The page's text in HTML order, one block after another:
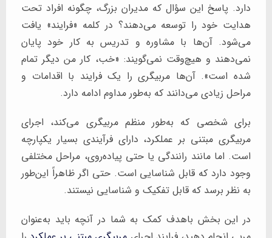
دارد. پاسخ این سؤال که مدیران بزرگ، چگونه افراد تحت
هدایت خود را توسعه می‌دهند؟ در کلمه «فرایند» یافت
می‌شود. آن‌ها با مشاوره و تدریس به کار خود پایان
نمی‌دهند و هیچ‌وقت نمی‌گویند: «خب، کار من دیگر تمام
شده است». آن‌ها مربیگری را یک فرایند با اقدامات و
مراحل زیادی می‌دانند که به‌طور مداوم ادامه دارد.
برای شخصی که به‌طور منظم مربیگری می‌کند، اجرای
مربیگری مبتنی بر عملکرد، دارای فرآیندی بسیار یکپارچه
است. اما مانند رانندگی یا حتی پیاده‌روی، مراحل مختلفی
وجود دارد که قابل شناسایی است. حتی اگر ظاهراً این‌طور
به نظر برسد که قابل تفکیک و شناسایی نیستند.
در این بخش باهدف کمک به شما در آنچه باید به‌عنوان